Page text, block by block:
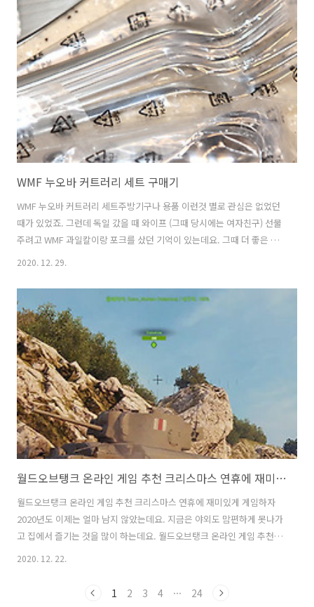
도 해볼 수 있는 게임인데요. 탱크마다 특성이 다르고 업그레이드를 했을
때 차이도 크기 때문에 잘 생각해서 게임을 해야하는데요. 그리고 무작위
전투에서는 그냥 혼자서 여러대를 이길 수 는 없으므로 팀과 함께 잘 움
직여야 이길 수 있는 게임 입니다. 월드오브탱크는 PC에 아주 간단하게
설치..
WMF 누오바 커트러리 세트 구매기
WMF 누오바 커트러리 세트주방기구나 용품 이런것 별로 관심은 없었던
때가 있었죠. 그런데 독일 갔을 때 와이프 (그때 당시에는 여자친구) 선물
주려고 WMF 과일칼이랑 포크를 샀던 기억이 있는데요. 그때 더 좋은 것
었는데요. 다만 문제가 크기도 다르고 여러가지 종류별로 가지고 있어서
정신 없었는데요. 그래서 기존것을 다 정리하고 새로 싹 구매하기로 했습
니다. 생각보다 엄청 비싸지도 않고, 어차피 아기먹일만한 작은 스푼도
필요해서 이것으로 구매를 했습니다.처음 봤지만 크기도 적당하고 깔끔
하고 이쁘네요. WMF 누오바 커트러리 세트 박스 입니다. 13개가 들어가
있는데..
2020. 12. 29.
월드오브탱크 온라인 게임 추천 크리스마스 연휴에 재미있게 게임하자
월드오브탱크 온라인 게임 추천 크리스마스 연휴에 재미있게 게임하자
2020년도 이제는 얼마 남지 않았는데요. 지금은 야외도 맘편하게 못나가
고 집에서 즐기는 것을 많이 하는데요. 월드오브탱크 온라인 게임 추천을
하려고 합니다. 크리스마스 연휴에 재미있게 게임을 해보려고 하는데요.
있게 즐길 수 있습니다. 물론 그래픽이 좋은 게임이다보니 컴퓨터 사양은
2020. 12. 22.
1 2 3 4 ··· 24